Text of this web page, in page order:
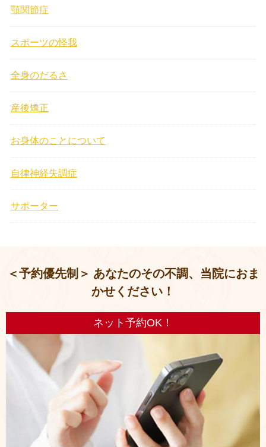
顎関節症
スポーツの怪我
全身のだるさ
産後矯正
お身体のことについて
自律神経失調症
サポーター
＜予約優先制＞ あなたのその不調、当院におま
かせください！
ネット予約OK！